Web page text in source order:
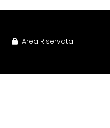
Area Riservata